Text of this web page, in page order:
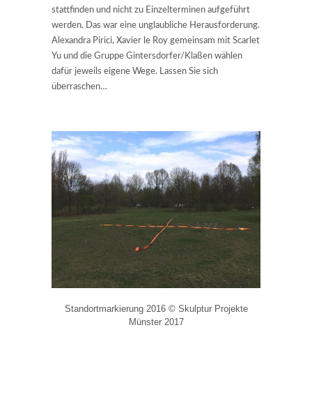
stattfinden und nicht zu Einzelterminen aufgeführt
werden. Das war eine unglaubliche Herausforderung.
Alexandra Pirici, Xavier le Roy gemeinsam mit Scarlet
Yu und die Gruppe Gintersdorfer/Klaßen wählen
dafür jeweils eigene Wege. Lassen Sie sich
überraschen…
Standortmarkierung 2016 © Skulptur Projekte
Münster 2017